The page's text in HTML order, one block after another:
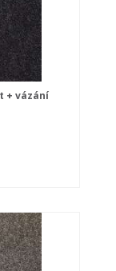
+ vázání